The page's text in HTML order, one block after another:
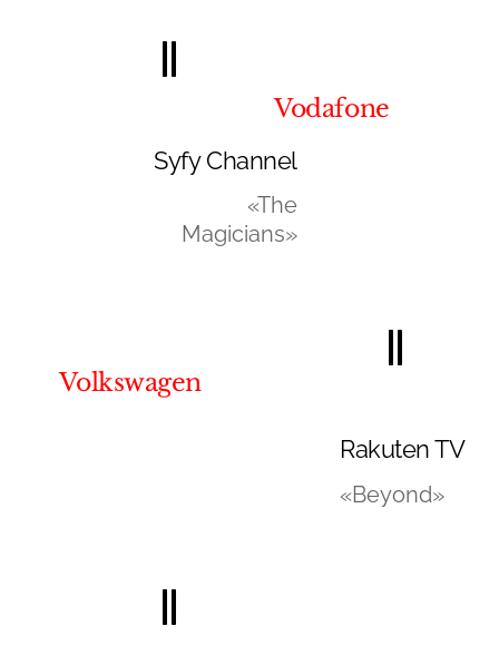
Syfy Channel
«The
Magicians»
Vodafone
Volkswagen
Rakuten TV
«Beyond»